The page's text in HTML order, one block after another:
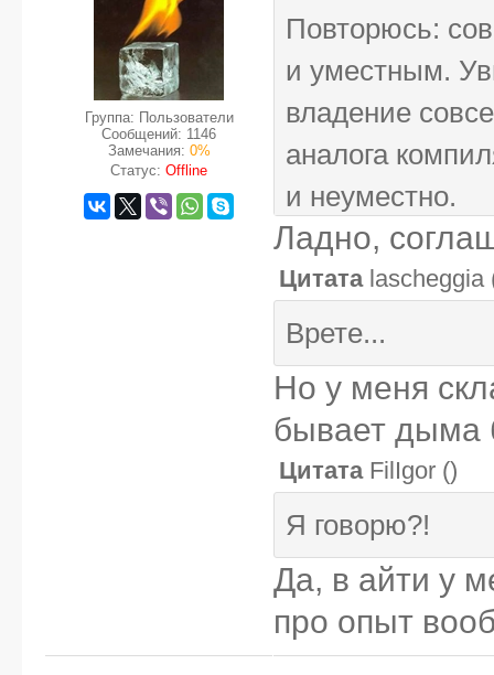
Группа: Пользователи
Сообщений: 1146
Замечания: 0%
Статус: Offline
Повторюсь:
и уместным.
владение
аналога
и неуместно.
Ладно,
Цитата lascheggia
Врете...
Но у меня
бывает дыма
Цитата FilIgor ()
Я говорю?!
Да, в айти у
про опыт